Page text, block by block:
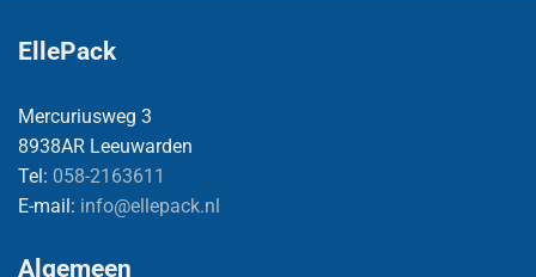
EllePack
Mercuriusweg 3
8938AR Leeuwarden
Tel: 058-2163611
E-mail: info@ellepack.nl
Algemeen